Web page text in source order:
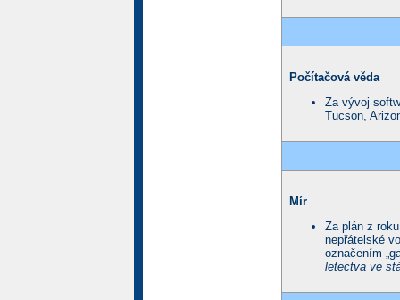
Počítačová věda
Za vývoj
Tucson,
Mír
Za plán z
nepřátelské
označením
letectva ve